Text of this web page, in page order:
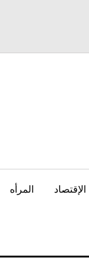
الإقتصاد المرأه